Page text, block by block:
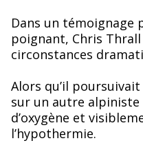
Dans un témoignage
poignant, Chris
circonstances
Alors qu’il
sur un autre
d’oxygène et
l’hypothermie.